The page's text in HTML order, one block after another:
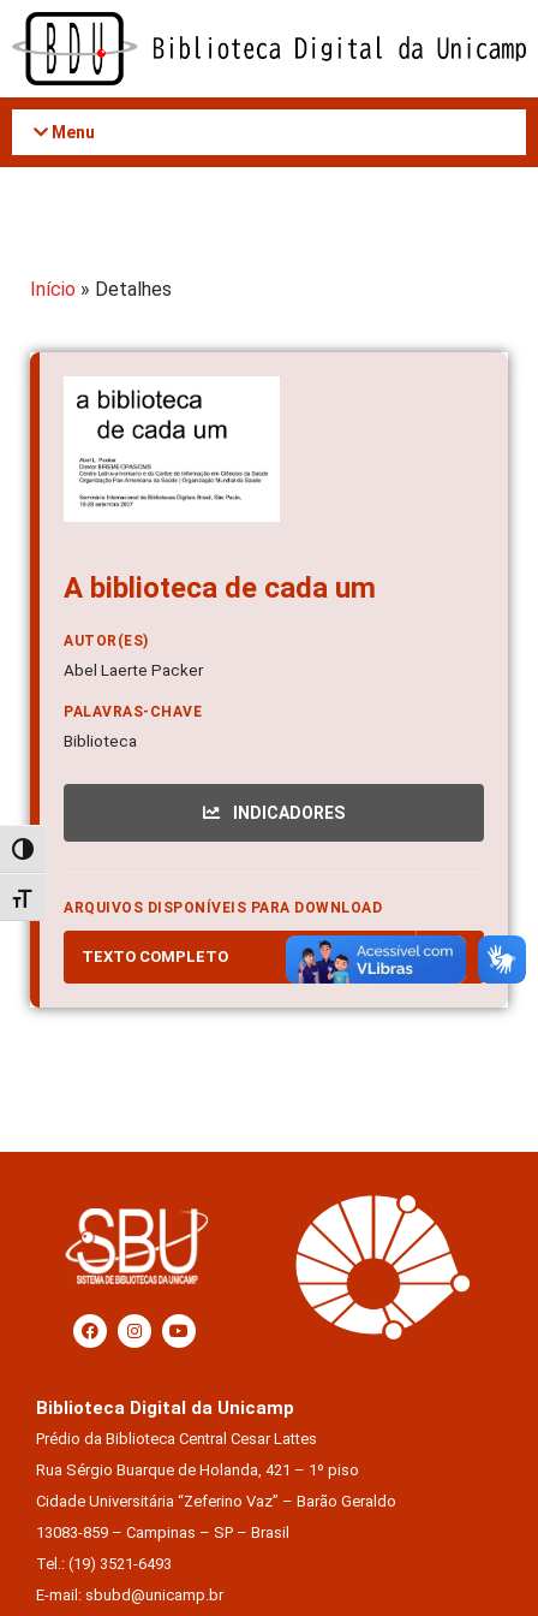
Acessar
conteúdo
Alternar alto contraste
Alternar tamanho da fonte
Menu
Início » Detalhes
A biblioteca de cada um
AUTOR(ES)
Abel Laerte Packer
PALAVRAS-CHAVE
Biblioteca
INDICADORES
ARQUIVOS DISPONÍVEIS PARA DOWNLOAD
TEXTO COMPLETO PDF
Biblioteca Digital da Unicamp
Prédio da Biblioteca Central Cesar Lattes
Rua Sérgio Buarque de Holanda, 421 – 1º piso
Cidade Universitária “Zeferino Vaz” – Barão Geraldo
13083-859 – Campinas – SP – Brasil
Tel.: (19) 3521-6493
E-mail: sbubd@unicamp.br